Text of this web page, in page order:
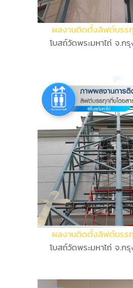
ผลงานติดตั้งลิฟต์บรร
โบสถ์วัดพระมหาไถ่ จ.ก
ผลงานติดตั้งลิฟต์บรร
โบสถ์วัดพระมหาไถ่ จ.ก